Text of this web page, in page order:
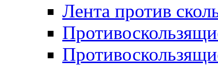
Лента против